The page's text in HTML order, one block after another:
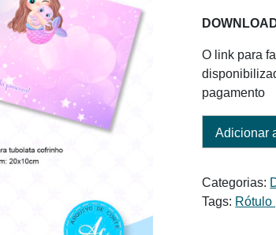
O link para
pagamento
Adicionar
Categorias:
Tags: Rótulo